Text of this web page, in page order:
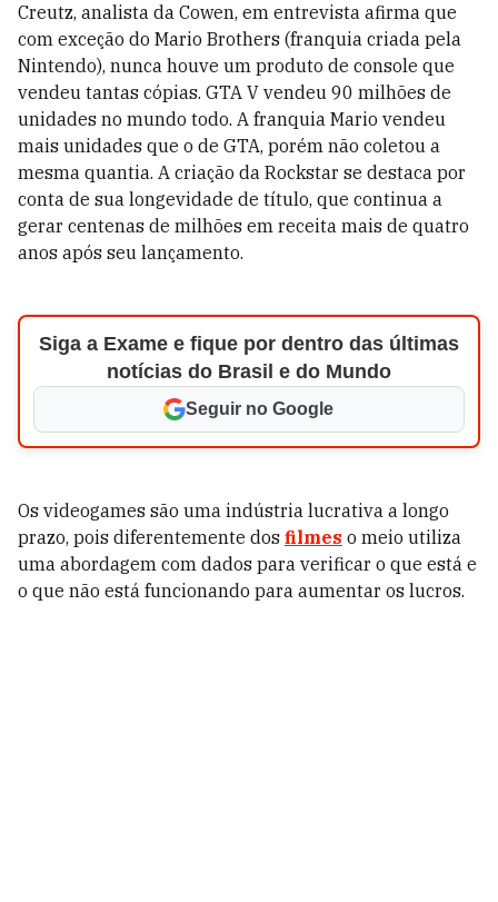
Creutz, analista da Cowen, em entrevista afirma que
com exceção do Mario Brothers (franquia criada pela
Nintendo), nunca houve um produto de console que
vendeu tantas cópias. GTA V vendeu 90 milhões de
unidades no mundo todo. A franquia Mario vendeu
mais unidades que o de GTA, porém não coletou a
mesma quantia. A criação da Rockstar se destaca por
conta de sua longevidade de título, que continua a
gerar centenas de milhões em receita mais de quatro
anos após seu lançamento.
Siga a Exame e fique por dentro das últimas
notícias do Brasil e do Mundo
Seguir no Google
Os videogames são uma indústria lucrativa a longo
prazo, pois diferentemente dos filmes o meio utiliza
uma abordagem com dados para verificar o que está e
o que não está funcionando para aumentar os lucros.